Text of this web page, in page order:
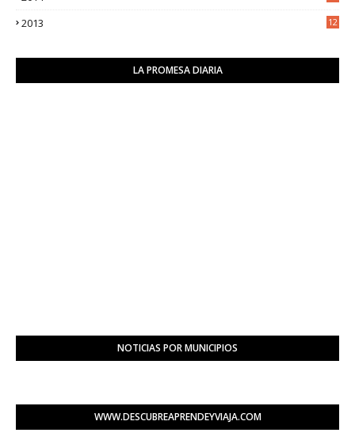
2013
12
LA PROMESA DIARIA
NOTICIAS POR MUNICIPIOS
WWW.DESCUBREAPRENDEYVIAJA.COM